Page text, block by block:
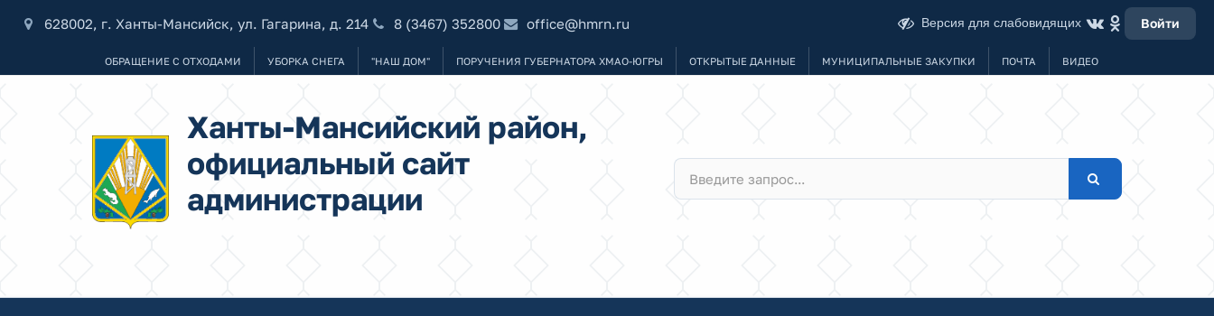
628002, г. Ханты-Мансийск, ул. Гагарина, д. 214 8 (3467) 352800 office@hmrn.ru Версия для слабовидящих Войти
ОБРАЩЕНИЕ С ОТХОДАМИ УБОРКА СНЕГА "НАШ ДОМ" ПОРУЧЕНИЯ ГУБЕРНАТОРА ХМАО-ЮГРЫ ОТКРЫТЫЕ ДАННЫЕ МУНИЦИПАЛЬНЫЕ ЗАКУПКИ ПОЧТА ВИДЕО
Ханты-Мансийский район,
официальный сайт
администрации